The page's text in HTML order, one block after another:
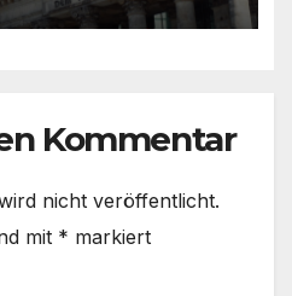
Kommentar
nicht veröffentlicht.
mit * markiert